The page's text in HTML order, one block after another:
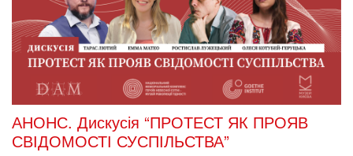
АНОНС. Дискусія “ПРОТЕСТ ЯК ПРОЯВ
СВІДОМОСТІ СУСПІЛЬСТВА”